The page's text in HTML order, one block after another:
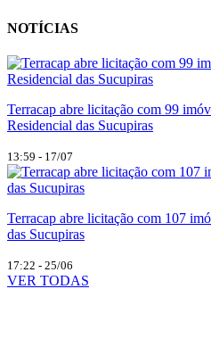
NOTÍCIAS
Terracap abre licitação com 99
Residencial das Sucupiras
13:59 - 17/07
Terracap abre licitação com 107
das Sucupiras
17:22 - 25/06
VER TODAS